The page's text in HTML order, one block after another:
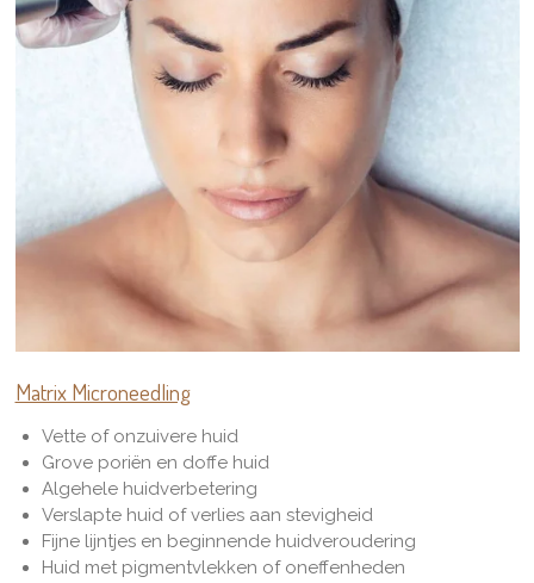
Matrix Microneedling
Vette of onzuivere huid
Grove poriën en doffe huid
Algehele huidverbetering
Verslapte huid of verlies aan stevigheid
Fijne lijntjes en beginnende huidveroudering
Huid met pigmentvlekken of oneffenheden